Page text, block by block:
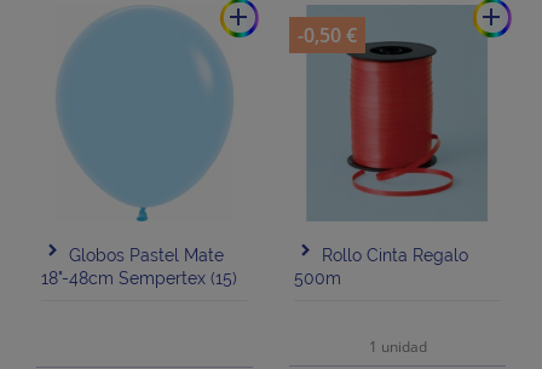
add
Globos Pastel Mate
18"-48cm Sempertex (15)
add
Rollo Cinta Regalo
500m
1 unidad
-0,50 €